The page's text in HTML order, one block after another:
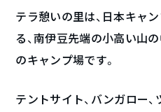
テラ憩いの里は、日本キャ
る、南伊豆先端の小高い山
のキャンプ場です。
テントサイト、バンガロー